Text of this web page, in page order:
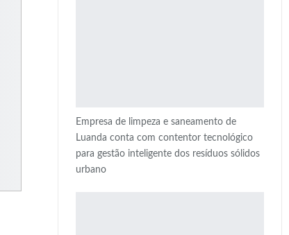
Empresa de limpeza e saneamento de
Luanda conta com contentor tecnológico
para gestão inteligente dos resíduos sólidos
urbano